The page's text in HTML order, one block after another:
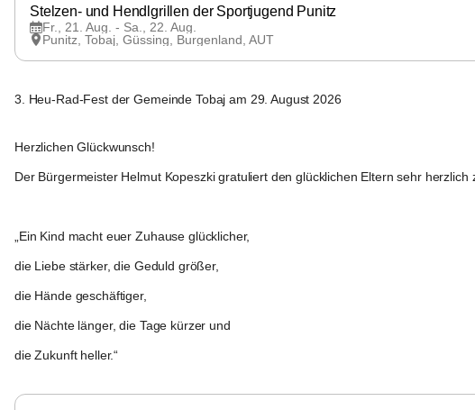
Stelzen- und Hendlgrillen der Sportjugend Punitz
Fr., 21. Aug. - Sa., 22. Aug.
Punitz, Tobaj, Güssing, Burgenland, AUT
3. Heu-Rad-Fest der Gemeinde Tobaj am 29. August 2026
Herzlichen Glückwunsch!
Der Bürgermeister Helmut Kopeszki gratuliert den glücklichen Eltern sehr herzlich
„Ein Kind macht euer Zuhause glücklicher,
die Liebe stärker, die Geduld größer,
die Hände geschäftiger,
die Nächte länger, die Tage kürzer und
die Zukunft heller.“